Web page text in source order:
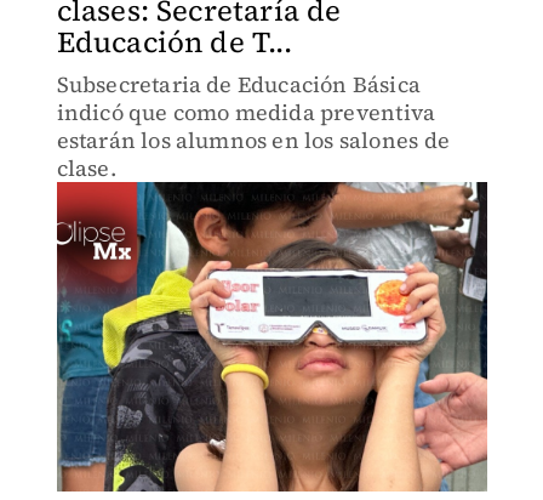
clases: Secretaría de
Educación de T...
Subsecretaria de Educación Básica
indicó que como medida preventiva
estarán los alumnos en los salones de
clase.